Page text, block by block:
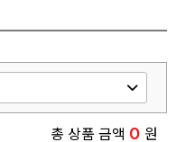
총 상품 금액 0 원